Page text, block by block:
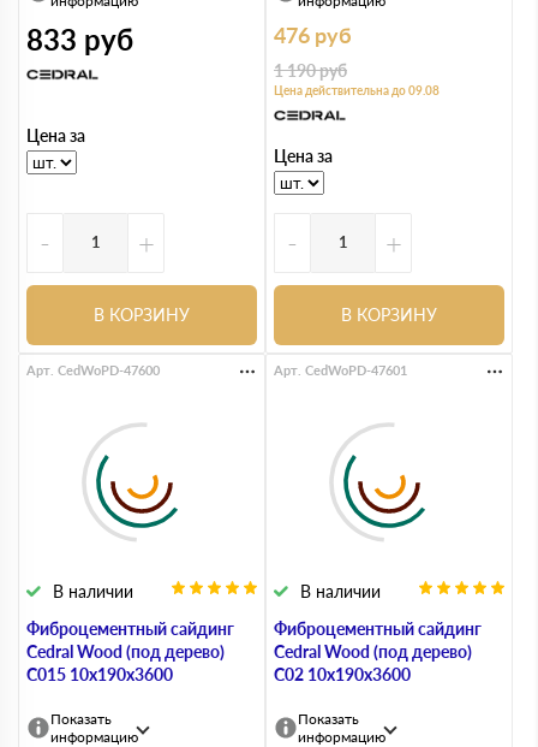
833 руб
Цена за
- +
В КОРЗИНУ
476 руб
1 190руб
Цена действительна до 09.08
Цена за
- +
В КОРЗИНУ
Фиброцементный сайдинг
Cedral Wood (под дерево)
С015 10х190х3600
В наличии
Арт. CedWoPD-47600
Показать
информацию
Фиброцементный сайдинг
Cedral Wood (под дерево)
С02 10х190х3600
В наличии
Арт. CedWoPD-47601
Показать
информацию